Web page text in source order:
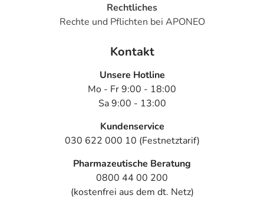
Rechtliches
Rechte und Pflichten bei APONEO
Kontakt
Unsere Hotline
Mo - Fr 9:00 - 18:00
Sa 9:00 - 13:00
Kundenservice
030 622 000 10 (Festnetztarif)
Pharmazeutische Beratung
0800 44 00 200
(kostenfrei aus dem dt. Netz)